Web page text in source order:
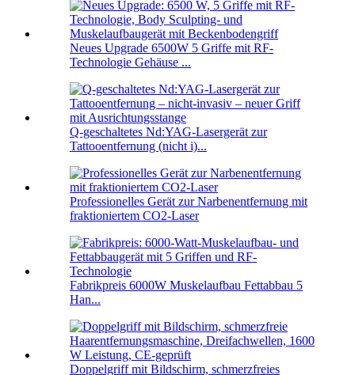
Neues Upgrade 6500W 5 Griffe mit RF-
Technologie Gehäuse ...
Q-geschaltetes Nd:YAG-Lasergerät zur
Tattooentfernung (nicht i)...
Professionelles Gerät zur Narbenentfernung mit
fraktioniertem CO2-Laser
Fabrikpreis 6000W Muskelaufbau Fettabbau 5
Han...
Doppelgriff mit Bildschirm, schmerzfreies